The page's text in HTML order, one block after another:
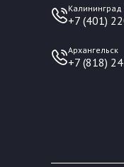
Калининград
+7 (401)
Архангельск
+7 (818)